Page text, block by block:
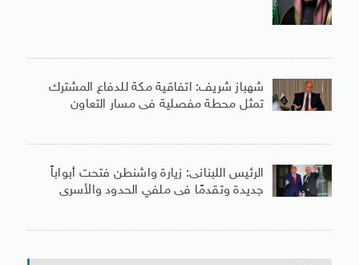
شهباز شريف: اتفاقية مكة للدفاع المشترك
تمثل محطة مفصلية فى مسار التعاون
الرئيس اللبنانى: زيارة واشنطن فتحت أبواباً
جديدة وتقدمًا فى ملفي الحدود والأسرى